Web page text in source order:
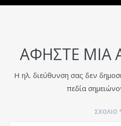
ΑΦΉΣΤΕ ΜΙΑ
Η ηλ. διεύθυνση σας δεν
πεδία
ΣΧΌΛΙΟ